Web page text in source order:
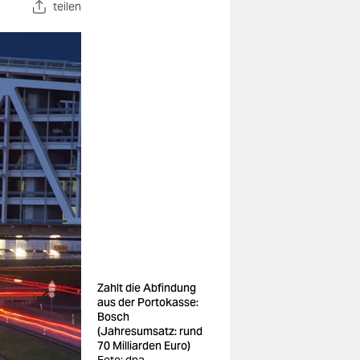
teilen
Zahlt die Abfindung
aus der Portokasse:
Bosch
(Jahresumsatz: rund
70 Milliarden Euro)